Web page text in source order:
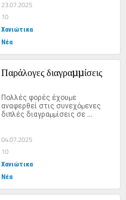
23.07.2025
10
Χανιώτικα
Νέα
Παράλογες διαγραµµίσεις
Πολλές φορές έχουµε
αναφερθεί στις συνεχόµενες
διπλές διαγραµµίσεις σε
κατοικηµένες περιοχές, οι
04.07.2025
10
Χανιώτικα
Νέα